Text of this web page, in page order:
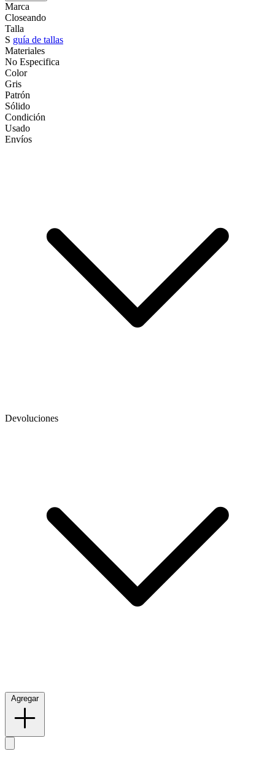
Marca
Closeando
Talla
S guía de tallas
Materiales
No Especifica
Color
Gris
Patrón
Sólido
Condición
Usado
Envíos
Devoluciones
Agregar